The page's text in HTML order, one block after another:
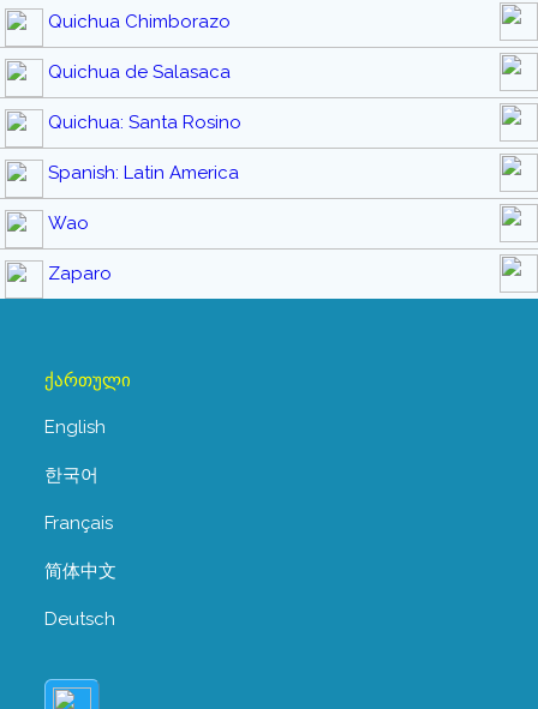
Quichua Chimborazo
Quichua de Salasaca
Quichua: Santa Rosino
Spanish: Latin America
Wao
Zaparo
ქართული
English
한국어
Français
简体中文
Deutsch